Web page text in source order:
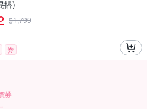
搭)
$1,799
券
券